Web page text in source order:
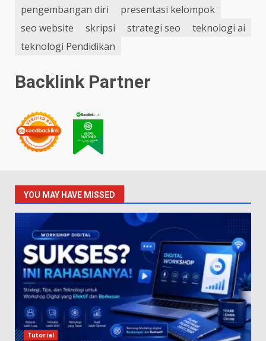
pengembangan diri
presentasi kelompok
seo website
skripsi strategi seo
teknologi ai
teknologi Pendidikan
Backlink Partner
YOU MAY HAVE MISSED
Tutorial